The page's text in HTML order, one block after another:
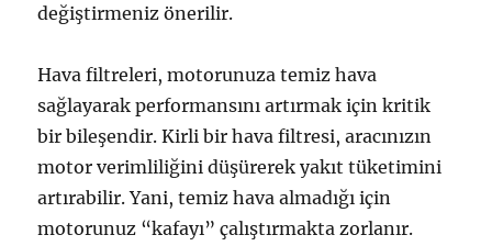
değiştirmeniz önerilir.
Hava filtreleri, motorunuza temiz hava
sağlayarak performansını artırmak için kritik
bir bileşendir. Kirli bir hava filtresi, aracınızın
motor verimliliğini düşürerek yakıt tüketimini
artırabilir. Yani, temiz hava almadığı için
motorunuz “kafayı” çalıştırmakta zorlanır.